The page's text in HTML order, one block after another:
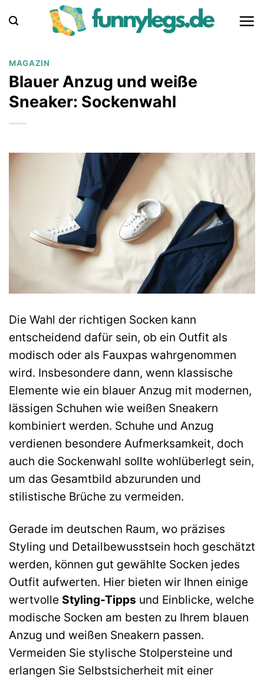
Inhalt
MAGAZIN
Blauer Anzug und weiße
Sneaker: Sockenwahl
Die Wahl der richtigen Socken kann
entscheidend dafür sein, ob ein Outfit als
modisch oder als Fauxpas wahrgenommen
wird. Insbesondere dann, wenn klassische
Elemente wie ein blauer Anzug mit modernen,
lässigen Schuhen wie weißen Sneakern
kombiniert werden. Schuhe und Anzug
verdienen besondere Aufmerksamkeit, doch
auch die Sockenwahl sollte wohlüberlegt sein,
um das Gesamtbild abzurunden und
stilistische Brüche zu vermeiden.
Gerade im deutschen Raum, wo präzises
Styling und Detailbewusstsein hoch geschätzt
werden, können gut gewählte Socken jedes
Outfit aufwerten. Hier bieten wir Ihnen einige
wertvolle Styling-Tipps und Einblicke, welche
modische Socken am besten zu Ihrem blauen
Anzug und weißen Sneakern passen.
Vermeiden Sie stylische Stolpersteine und
erlangen Sie Selbstsicherheit mit einer